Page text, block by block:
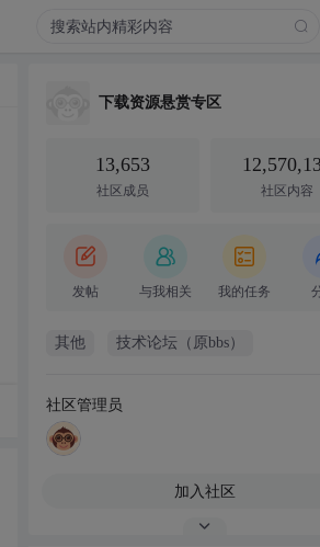
下载资源悬赏专区
13,653
社区成员 社区内容
发帖 与我相关 我的任务
其他 技术论坛（原bbs）
社区管理员
加入社区